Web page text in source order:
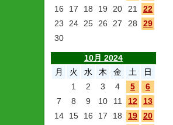
16
17 18 19 20 21
22
23
24 25 26 27 28
29
30
10月 2024
月
火 水 木 金 土
日
1
2 3 4 5
6
7
8 9 10 11 12
13
14
15 16 17 18 19
20